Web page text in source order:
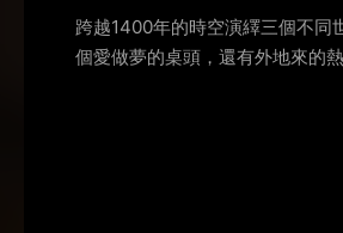
跨越1400年的時空演繹三個不同
個愛做夢的桌頭，還有外地來的